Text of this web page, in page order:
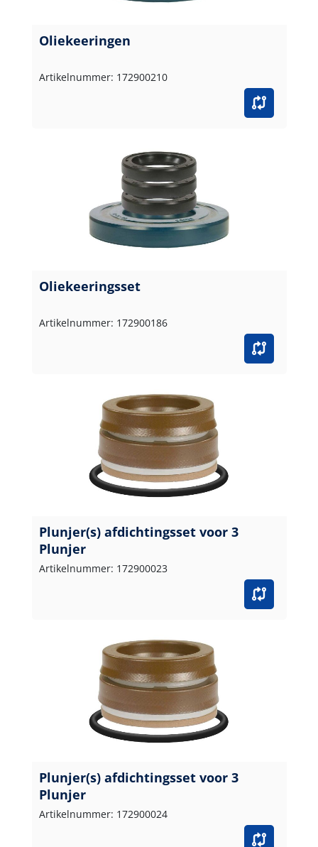
Oliekeeringen
Artikelnummer: 172900210
Oliekeeringsset
Artikelnummer: 172900186
Plunjer(s) afdichtingsset voor 3
Plunjer
Artikelnummer: 172900023
Plunjer(s) afdichtingsset voor 3
Plunjer
Artikelnummer: 172900024